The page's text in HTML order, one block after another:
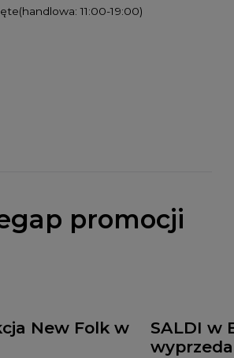
(handlowa: 11:00-19:00)
promocji
New Folk w
SALDI w